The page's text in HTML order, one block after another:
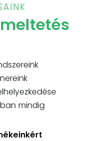
mindig